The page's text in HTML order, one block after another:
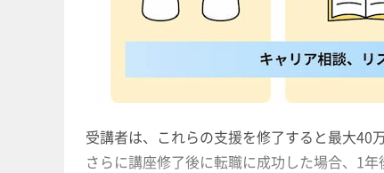
受講者は、これらの支援を修了すると最大40
さらに講座修了後に転職に成功した場合、1年